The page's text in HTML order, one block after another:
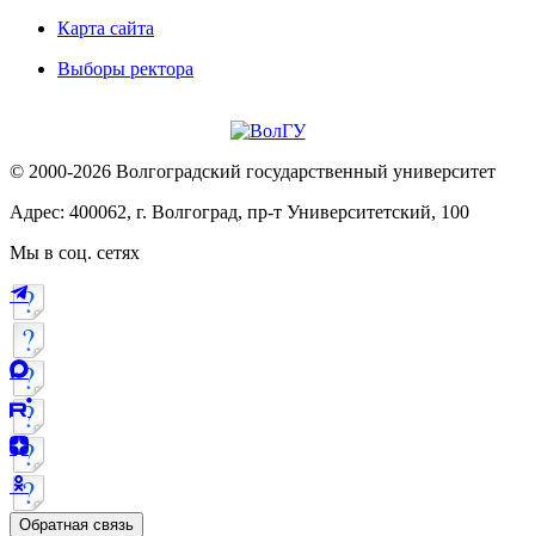
Карта сайта
Выборы ректора
© 2000-2026 Волгоградский государственный университет
Адрес: 400062, г. Волгоград, пр-т Университетский, 100
Мы в соц. сетях
Обратная связь